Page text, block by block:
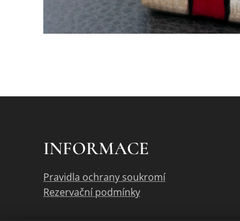
INFORMACE
Pravidla ochrany soukromí
Rezervační podmínky